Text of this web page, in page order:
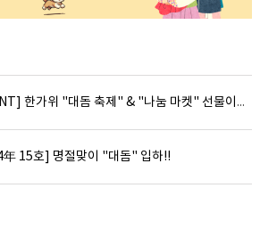
[EVENT] 한가위 "대돔 축제" & "나눔 마켓" 선물이벤트
年 15호] 명절맞이 "대돔" 입하!!